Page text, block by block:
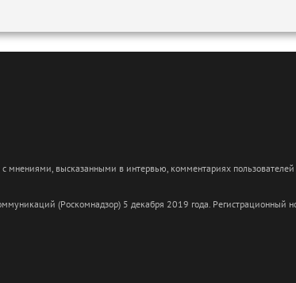
мнениями, высказанными в интервью, комментариях
(Роскомнадзор) 5 декабря 2019 года.